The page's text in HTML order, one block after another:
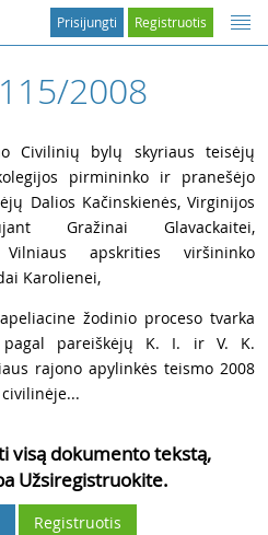
Registruotis
Prisijungti
2008
Civilinių bylų skyriaus teisėjų
pirmininko ir pranešėjo
Dalios Kačinskienės, Virginijos
Gražinai Glavackaitei,
apskrities viršininko
Karolienei,
žodinio proceso tvarka
pagal pareiškėjų K. I. ir V. K.
rajono apylinkės teismo 2008
visą dokumento tekstą,
Užsiregistruokite.
Registruotis